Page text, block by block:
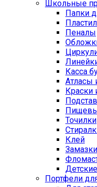
Школьные
Папки
Пеналы
Касса
Атласы
Краски
Точилки
Клей
Замазки
Портфели